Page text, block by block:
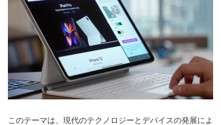
このテーマは、現代のテクノロジーとデバイスの発展によ